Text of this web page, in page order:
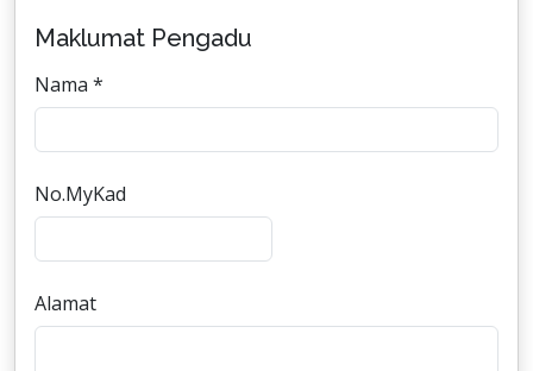
Maklumat Pengadu
Nama *
No.MyKad
Alamat